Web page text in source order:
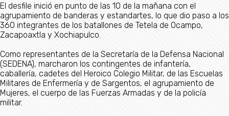
El desfile inició en punto de las 10 de la mañana con el
agrupamiento de banderas y estandartes, lo que dio paso a los
360 integrantes de los batallones de Tetela de Ocampo,
Zacapoaxtla y Xochiapulco.
Como representantes de la Secretaría de la Defensa Nacional
(SEDENA), marcharon los contingentes de infantería,
caballería, cadetes del Heroico Colegio Militar, de las Escuelas
Militares de Enfermería y de Sargentos, el agrupamiento de
Mujeres, el cuerpo de las Fuerzas Armadas y de la policía
militar.